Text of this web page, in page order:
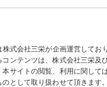
式会社三栄が企画運営してお
ンテンツは、株式会社三栄及
サイトの閲覧、利用に関して
として取り扱わせて頂きます。